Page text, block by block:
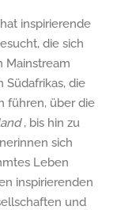
inspirierende
die sich
Mainstream
Südafrikas, die
führen, über die
, bis hin zu
sich
Leben
inspirierenden
und